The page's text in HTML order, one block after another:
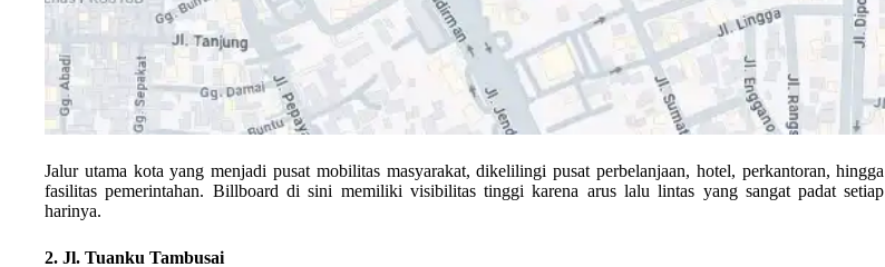
Jalur utama kota yang menjadi pusat mobilitas masyarakat, dikelilingi pusat perbelanjaan, hotel, perkantoran, hingga
fasilitas pemerintahan. Billboard di sini memiliki visibilitas tinggi karena arus lalu lintas yang sangat padat setiap
harinya.
2. Jl. Tuanku Tambusai